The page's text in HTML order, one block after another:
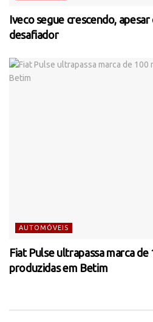
Iveco segue crescendo,
desafiador
AUTOMÓVEIS
Fiat Pulse ultrapassa marca de
produzidas em Betim